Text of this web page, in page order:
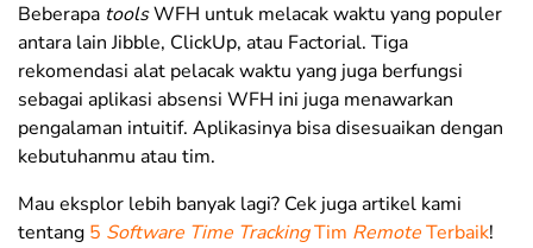
Beberapa toolsWFH untuk melacak waktu yang populer
antara lain Jibble, ClickUp, atau Factorial. Tiga
rekomendasi alat pelacak waktu yang juga berfungsi
sebagai aplikasi absensi WFH ini juga menawarkan
pengalaman intuitif. Aplikasinya bisa disesuaikan dengan
kebutuhanmu atau tim.
Mau eksplor lebih banyak lagi? Cek juga artikel kami
tentang 5 Software Time TrackingTim RemoteTerbaik!